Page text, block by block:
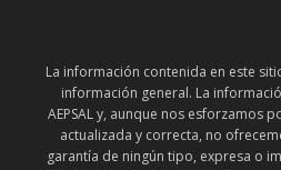
La información contenida en este
información general. La
AEPSAL y, aunque nos esforzamos
actualizada y correcta, no
garantía de ningún tipo, expresa o